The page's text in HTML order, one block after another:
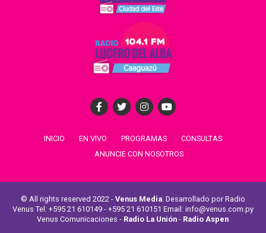
INICIO EN VIVO PROGRAMAS
CONSULTAS
ANUNCIE CON NOSOTROS
© All rights reserved 2022 - Venus Media. Desarrollado por Radio
Venus Tel: +595 21 610149 - +595 21 610151 Email: info@venus.com.py
Venus Comunicaciones - Radio La Unión - Radio Aspen